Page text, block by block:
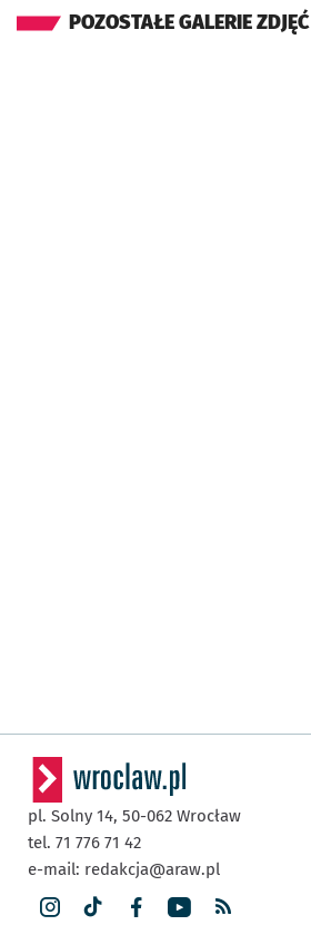
POZOSTAŁE GALERIE ZDJĘĆ
pl. Solny 14, 50-062 Wrocław
tel. 71 776 71 42
e-mail: redakcja@araw.pl